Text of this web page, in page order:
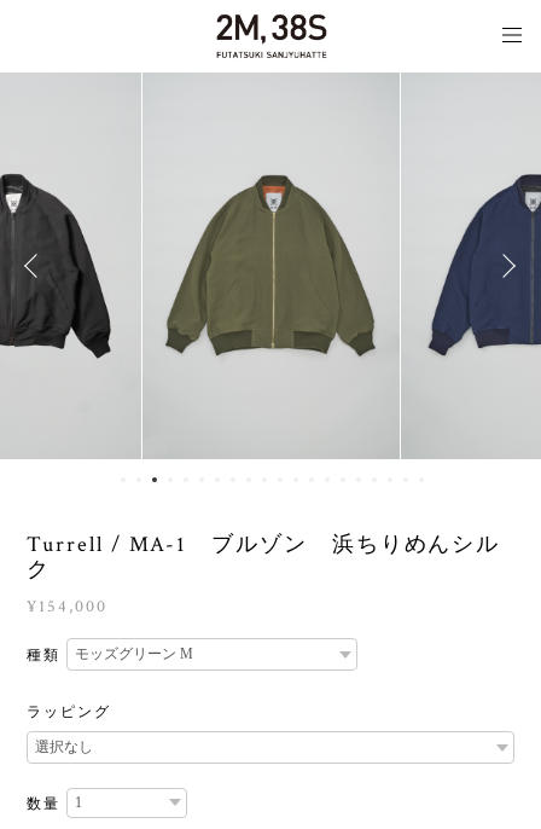
Turrell / MA-1 ブルゾン 浜ちりめんシル
ク
¥154,000
種類
ラッピング
数量